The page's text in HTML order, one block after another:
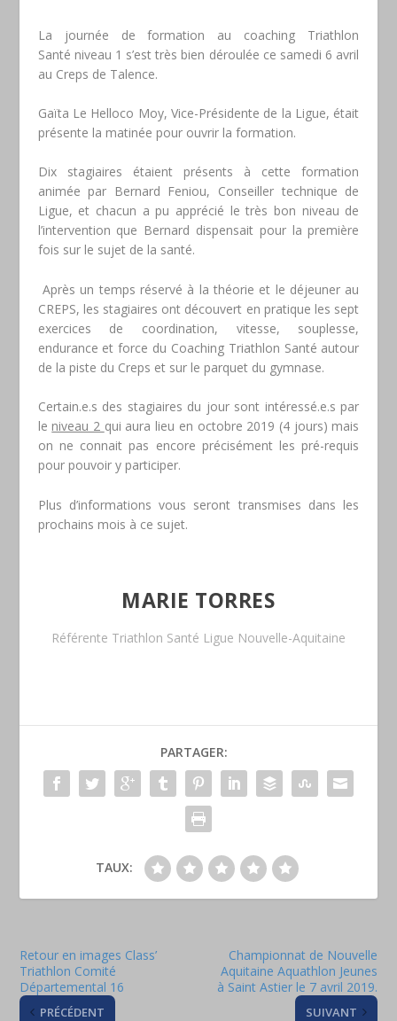
La journée de formation au coaching Triathlon
Santé niveau 1 s’est très bien déroulée ce samedi 6 avril
au Creps de Talence.
Gaïta Le Helloco Moy, Vice-Présidente de la Ligue, était
présente la matinée pour ouvrir la formation.
Dix stagiaires étaient présents à cette formation
animée par Bernard Feniou, Conseiller technique de
Ligue, et chacun a pu apprécié le très bon niveau de
l’intervention que Bernard dispensait pour la première
fois sur le sujet de la santé.
Après un temps réservé à la théorie et le déjeuner au
CREPS, les stagiaires ont découvert en pratique les sept
exercices de coordination, vitesse, souplesse,
endurance et force du Coaching Triathlon Santé autour
de la piste du Creps et sur le parquet du gymnase.
Certain.e.s des stagiaires du jour sont intéressé.e.s par
le niveau 2 qui aura lieu en octobre 2019 (4 jours) mais
on ne connait pas encore précisément les pré-requis
pour pouvoir y participer.
Plus d’informations vous seront transmises dans les
prochains mois à ce sujet.
MARIE TORRES
Référente Triathlon Santé Ligue Nouvelle-Aquitaine
PARTAGER:
TAUX:
Retour en images Class’
Triathlon Comité
Départemental 16
PRÉCÉDENT
Championnat de Nouvelle
Aquitaine Aquathlon Jeunes
à Saint Astier le 7 avril 2019.
SUIVANT